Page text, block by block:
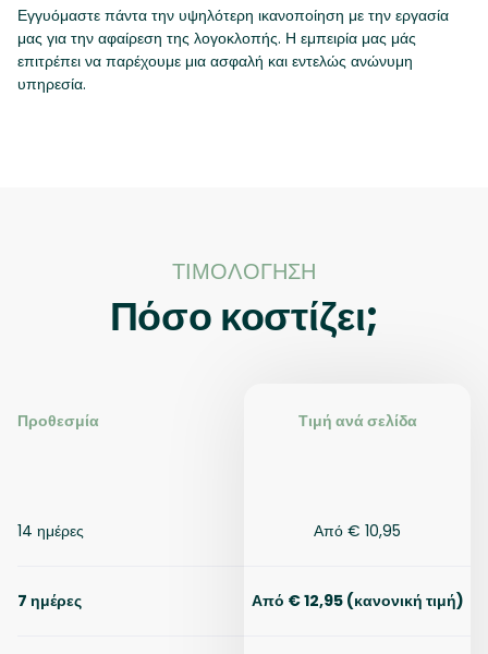
Εγγυόμαστε πάντα την υψηλότερη ικανοποίηση με την εργασία
μας για την αφαίρεση της λογοκλοπής. Η εμπειρία μας μάς
επιτρέπει να παρέχουμε μια ασφαλή και εντελώς ανώνυμη
υπηρεσία.
ΤΙΜΟΛΌΓΗΣΗ
Πόσο κοστίζει;
Προθεσμία
14 ημέρες
7 ημέρες
Τιμή ανά σελίδα
Από € 10,95
Από € 12,95 (κανονική τιμή)